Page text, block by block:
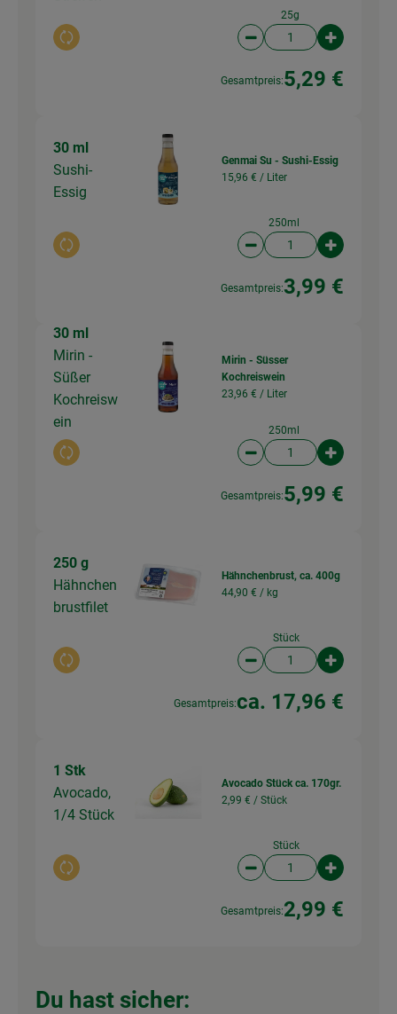
Auswahl ändern
25g
Artikelanzahl
Gesamtpreis:5,29 €
30 ml
Sushi-
Essig
Auswahl ändern
Genmai Su - Sushi-Essig
15,96 € / Liter
250ml
Artikelanzahl
Gesamtpreis:3,99 €
30 ml
Mirin -
Süßer
Kochreisw
ein
Auswahl ändern
Mirin - Süsser
Kochreiswein
23,96 € / Liter
250ml
Artikelanzahl
Gesamtpreis:5,99 €
250 g
Hähnchen
brustfilet
Auswahl ändern
Hähnchenbrust, ca. 400g
44,90 € / kg
Stück
Artikelanzahl
Gesamtpreis:ca. 17,96 €
1 Stk
Avocado,
1/4 Stück
Auswahl ändern
Avocado Stück ca. 170gr.
2,99 € / Stück
Stück
Artikelanzahl
Gesamtpreis:2,99 €
Du hast sicher: